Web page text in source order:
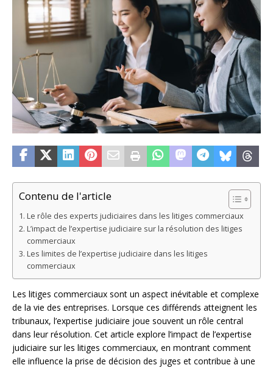
Contenu de l'article
Le rôle des experts judiciaires dans les litiges commerciaux
L’impact de l’expertise judiciaire sur la résolution des litiges
commerciaux
Les limites de l’expertise judiciaire dans les litiges
commerciaux
Les litiges commerciaux sont un aspect inévitable et complexe
de la vie des entreprises. Lorsque ces différends atteignent les
tribunaux, l’expertise judiciaire joue souvent un rôle central
dans leur résolution. Cet article explore l’impact de l’expertise
judiciaire sur les litiges commerciaux, en montrant comment
elle influence la prise de décision des juges et contribue à une